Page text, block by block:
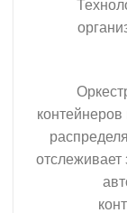
отслеживает